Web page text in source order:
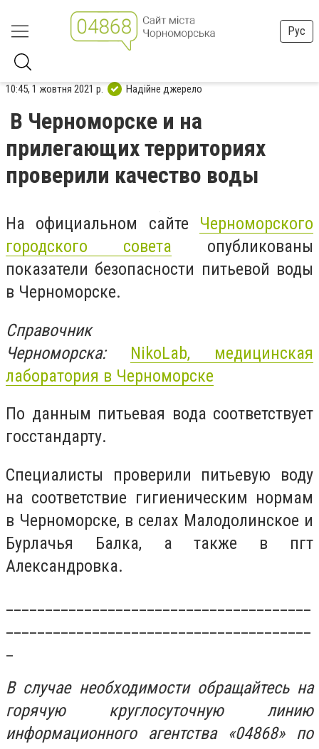
Рус
10:45, 1 жовтня 2021 р. Надійне джерело
В Черноморске и на
прилегающих территориях
проверили качество воды
На официальном сайте Черноморского
городского совета опубликованы
показатели безопасности питьевой воды
в Черноморске.
Справочник
Черноморска: NikoLab, медицинская
лаборатория в Черноморске
По данным питьевая вода соответствует
госстандарту.
Специалисты проверили питьевую воду
на соответствие гигиеническим нормам
в Черноморске, в селах Малодолинское и
Бурлачья Балка, а также в пгт
Александровка.
В случае необходимости обращайтесь на
горячую круглосуточную линию
информационного агентства «04868» по